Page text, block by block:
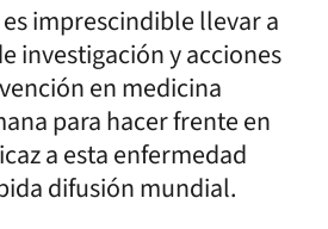
imprescindible llevar a
investigación y acciones
en medicina
para hacer frente en
a esta enfermedad
difusión mundial.